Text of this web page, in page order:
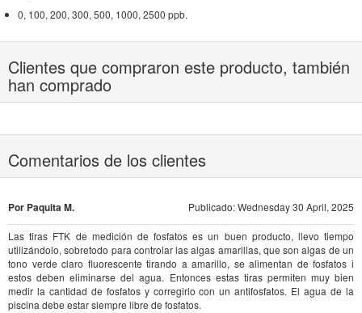
0, 100, 200, 300, 500, 1000, 2500 ppb.
Clientes que compraron este producto, también
han comprado
Comentarios de los clientes
Por Paquita M. Publicado: Wednesday 30 April, 2025
Las tiras FTK de medición de fosfatos es un buen producto, llevo tiempo
utilizándolo, sobretodo para controlar las algas amarillas, que son algas de un
tono verde claro fluorescente tirando a amarillo, se alimentan de fosfatos i
estos deben eliminarse del agua. Entonces estas tiras permiten muy bien
medir la cantidad de fosfatos y corregirlo con un antifosfatos. El agua de la
piscina debe estar siempre libre de fosfatos.